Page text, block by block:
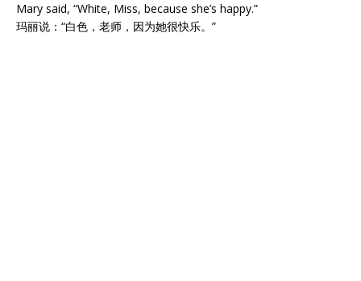
Mary said, “White, Miss, because she’s happy.”
玛丽说：“白色，老师，因为她很快乐。”